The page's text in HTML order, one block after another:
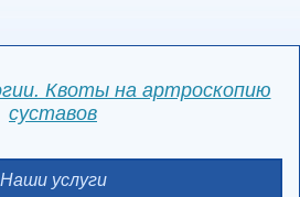
Квоты на артроскопию
суставов
Наши услуги